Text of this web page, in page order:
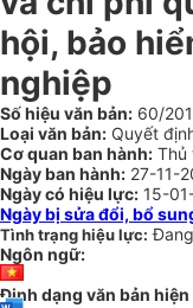
hội, bảo
nghiệp
Số hiệu văn bản: 60/
Loại văn bản: Quyết
Cơ quan ban hành: Thủ
Ngày ban hành: 27-11-
Ngày có hiệu lực: 15-
Ngày bị sửa đổi, bổ
Tình trạng hiệu lực:
Ngôn ngữ:
Định dạng văn bản hiện